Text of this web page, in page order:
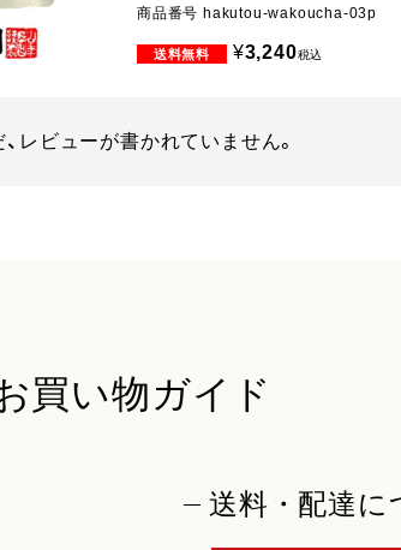
商品番号 hakutou-wakoucha-03p
¥3,240税込
、レビューが書かれていません。
買い物ガイド
送料・配達に